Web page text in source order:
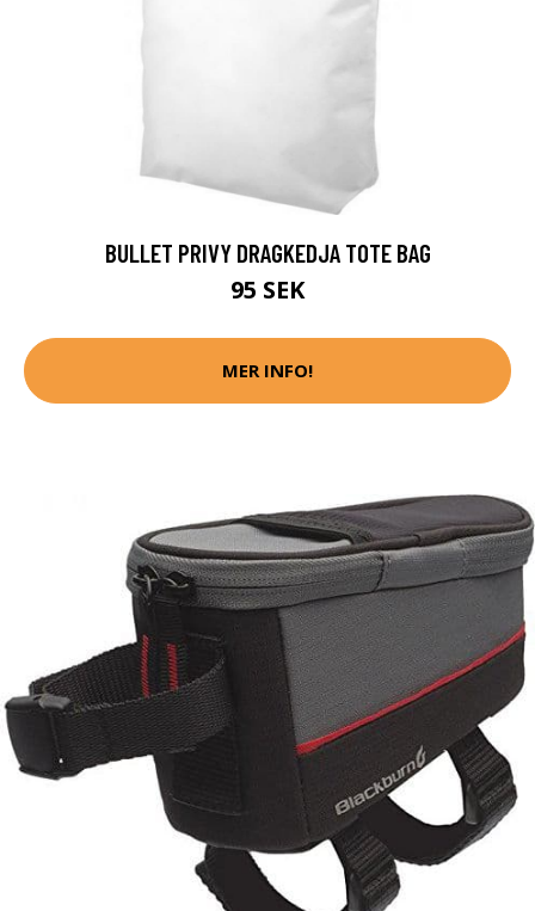
BULLET PRIVY DRAGKEDJA TOTE BAG
95 SEK
MER INFO!